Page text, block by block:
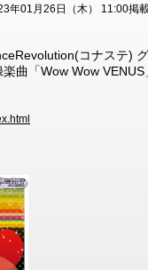
年01月26日（木） 11:00掲
コナステ)
曲「Wow Wow